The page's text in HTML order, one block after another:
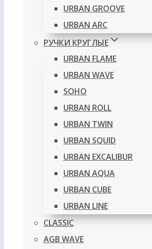
URBAN GROOVE
URBAN ARC
РУЧКИ КРУГЛЫЕ
URBAN FLAME
URBAN WAVE
SOHO
URBAN ROLL
URBAN TWIN
URBAN SQUID
URBAN EXCALIBUR
URBAN AQUA
URBAN CUBE
URBAN LINE
CLASSIC
AGB WAVE